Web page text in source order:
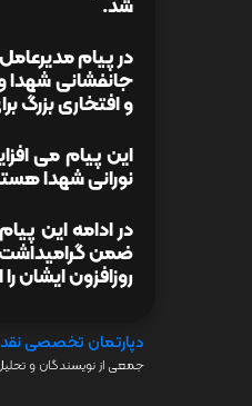
شد.
در پیام
جانفشانی شهدا
و افتخاری بزرگ
این پیام می
نورانی شهدا
در ادامه این
ضمن گرامیداشت
روزافزون ایشان
دپارتمان تخصصی نقد
جمعی از نویسندگان و